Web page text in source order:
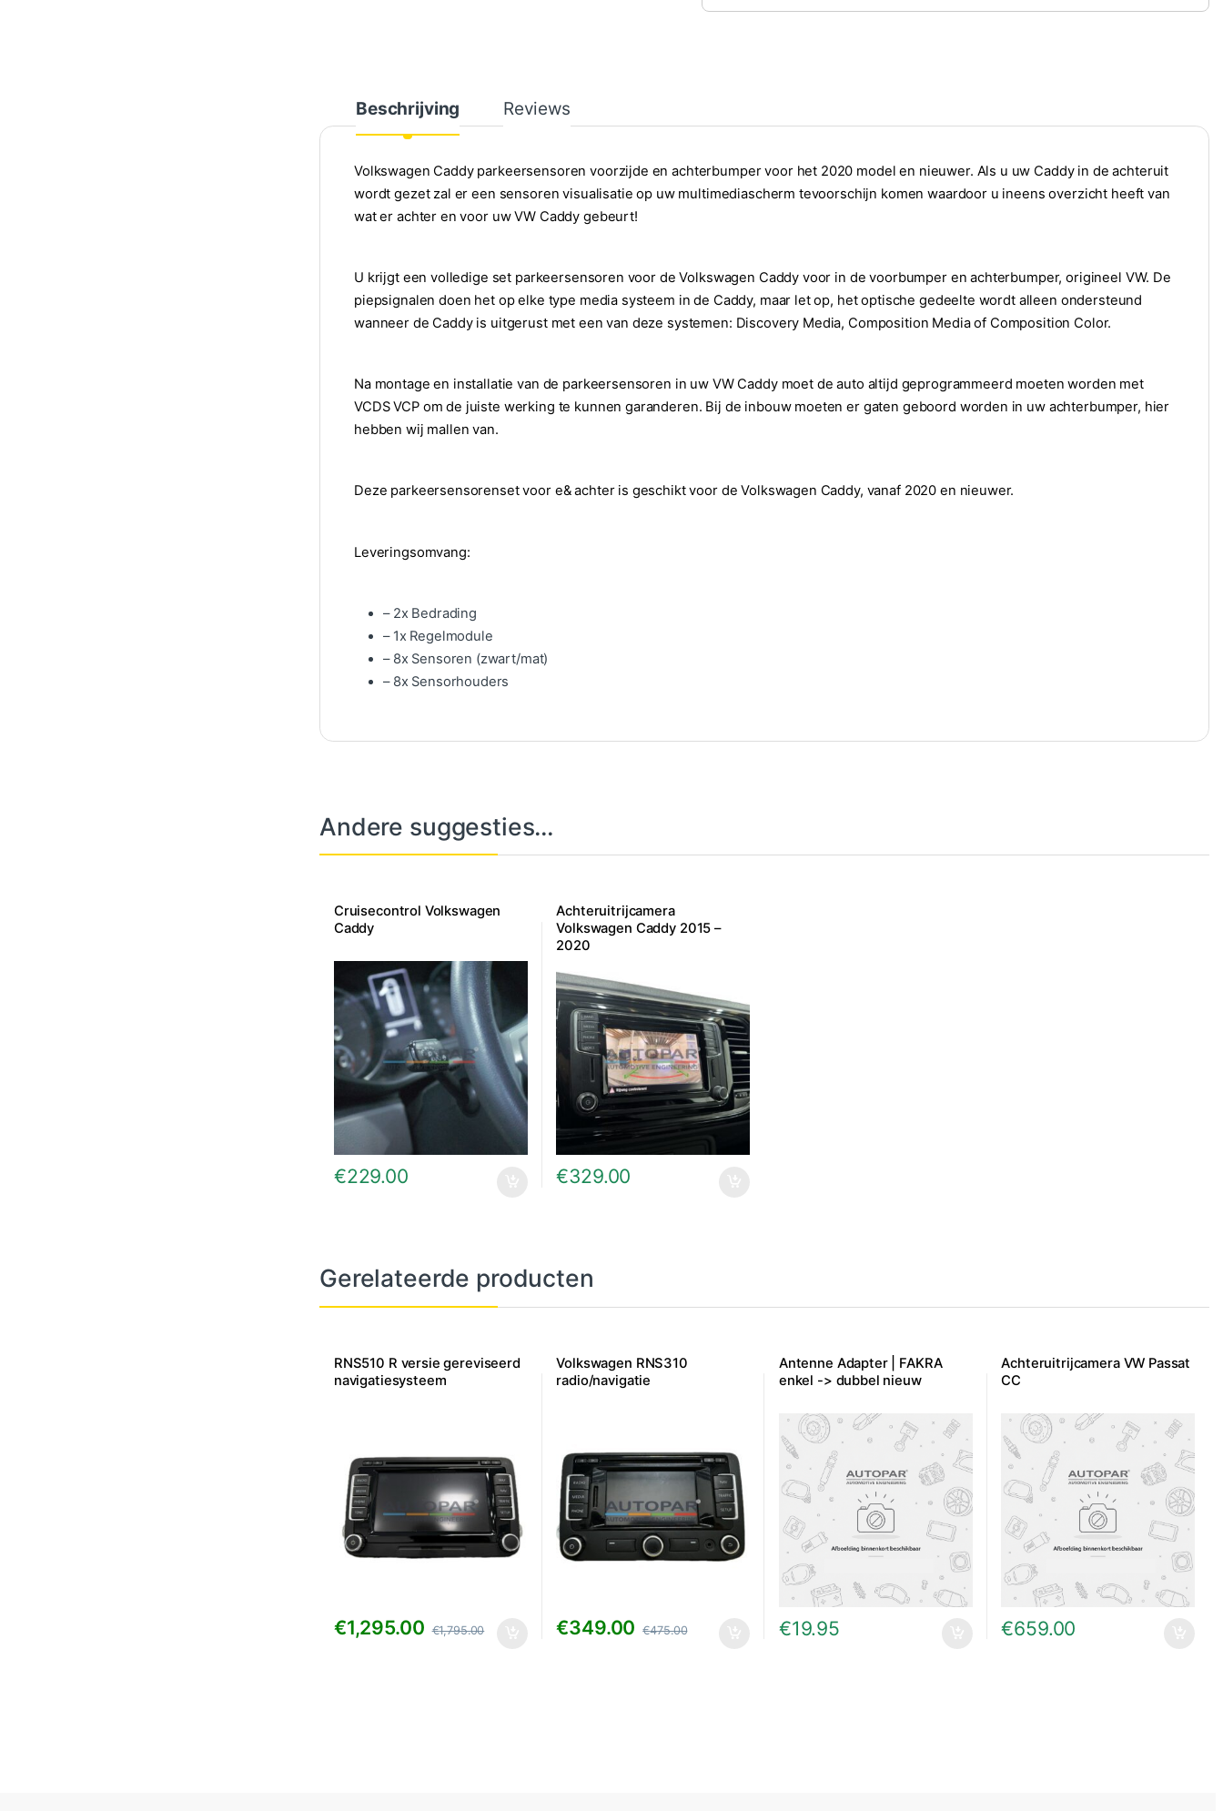
Beschrijving Reviews
Volkswagen Caddy parkeersensoren voorzijde en achterbumper voor het 2020 model en nieuwer. Als u uw Caddy in de achteruit
wordt gezet zal er een sensoren visualisatie op uw multimediascherm tevoorschijn komen waardoor u ineens overzicht heeft van
wat er achter en voor uw VW Caddy gebeurt!
U krijgt een volledige set parkeersensoren voor de Volkswagen Caddy voor in de voorbumper en achterbumper, origineel VW. De
piepsignalen doen het op elke type media systeem in de Caddy, maar let op, het optische gedeelte wordt alleen ondersteund
wanneer de Caddy is uitgerust met een van deze systemen: Discovery Media, Composition Media of Composition Color.
Na montage en installatie van de parkeersensoren in uw VW Caddy moet de auto altijd geprogrammeerd moeten worden met
VCDS VCP om de juiste werking te kunnen garanderen. Bij de inbouw moeten er gaten geboord worden in uw achterbumper, hier
hebben wij mallen van.
Deze parkeersensorenset voor e& achter is geschikt voor de Volkswagen Caddy, vanaf 2020 en nieuwer.
Leveringsomvang:
– 2x Bedrading
– 1x Regelmodule
– 8x Sensoren (zwart/mat)
– 8x Sensorhouders
Andere suggesties…
Cruisecontrol Volkswagen
Caddy
€229.00
Achteruitrijcamera
Volkswagen Caddy 2015 –
2020
€329.00
Gerelateerde producten
RNS510 R versie gereviseerd
navigatiesysteem
€1,295.00 €1,795.00
Volkswagen RNS310
radio/navigatie
€349.00 €475.00
Antenne Adapter | FAKRA
enkel -> dubbel nieuw
€19.95
Achteruitrijcamera VW Passat
CC
€659.00